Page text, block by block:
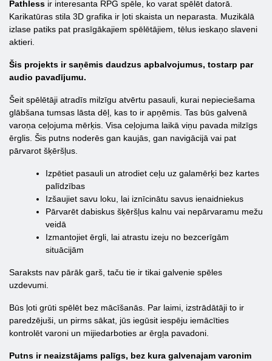
Pathless ir interesanta RPG spēle, ko varat spēlēt datorā.
Karikatūras stila 3D grafika ir ļoti skaista un neparasta. Muzikālā
izlase patiks pat prasīgākajiem spēlētājiem, tēlus ieskaņo slaveni
aktieri.
Šis projekts ir saņēmis daudzus apbalvojumus, tostarp par
audio pavadījumu.
Šeit spēlētāji atradīs milzīgu atvērtu pasauli, kurai nepieciešama
glābšana tumsas lāsta dēļ, kas to ir apņēmis. Tas būs galvenā
varoņa ceļojuma mērķis. Visa ceļojuma laikā viņu pavada milzīgs
ērglis. Šis putns noderēs gan kaujās, gan navigācijā vai pat
pārvarot šķēršļus.
Izpētiet pasauli un atrodiet ceļu uz galamērķi bez kartes
palīdzības
Izšaujiet savu loku, lai iznīcinātu savus ienaidniekus
Pārvarēt dabiskus šķēršļus kalnu vai nepārvaramu mežu
veidā
Izmantojiet ērgli, lai atrastu izeju no bezcerīgām
situācijām
Saraksts nav pārāk garš, taču tie ir tikai galvenie spēles
uzdevumi.
Būs ļoti grūti spēlēt bez mācīšanās. Par laimi, izstrādātāji to ir
paredzējuši, un pirms sākat, jūs iegūsit iespēju iemācīties
kontrolēt varoni un mijiedarboties ar ērgļa pavadoni.
Putns ir neaizstājams palīgs, bez kura galvenajam varonim